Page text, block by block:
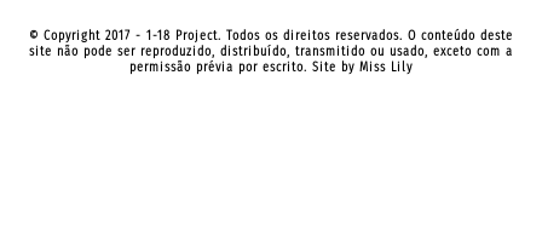
© Copyright 2017 - 1-18 Project. Todos os direitos reservados. O conteúdo deste
site não pode ser reproduzido, distribuído, transmitido ou usado, exceto com a
permissão prévia por escrito. Site by Miss Lily